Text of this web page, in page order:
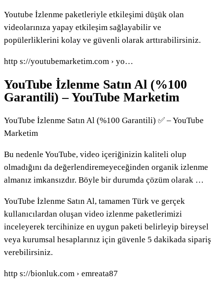
Youtube İzlenme paketleriyle etkileşimi düşük olan
videolarınıza yapay etkileşim sağlayabilir ve
popülerliklerini kolay ve güvenli olarak arttırabilirsiniz.
http s://youtubemarketim.com › yo…
YouTube İzlenme Satın Al (%100
Garantili) – YouTube Marketim
YouTube İzlenme Satın Al (%100 Garantili) ✅ – YouTube
Marketim
Bu nedenle YouTube, video içeriğinizin kaliteli olup
olmadığını da değerlendiremeyeceğinden organik izlenme
almanız imkansızdır. Böyle bir durumda çözüm olarak …
YouTube İzlenme Satın Al, tamamen Türk ve gerçek
kullanıcılardan oluşan video izlenme paketlerimizi
inceleyerek tercihinize en uygun paketi belirleyip bireysel
veya kurumsal hesaplarınız için güvenle 5 dakikada sipariş
verebilirsiniz.
http s://bionluk.com › emreata87